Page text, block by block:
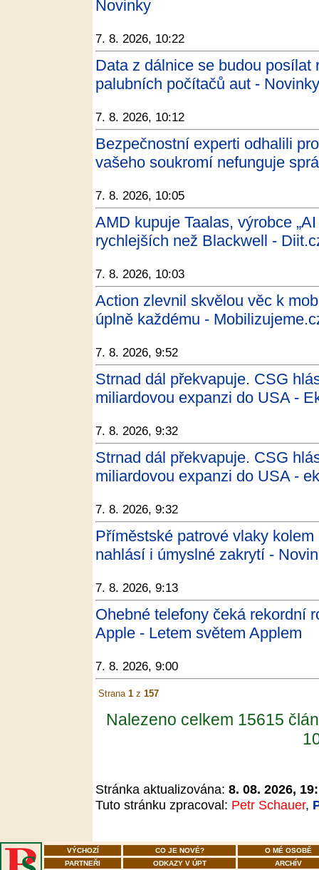
Novinky
7. 8. 2026, 10:22
Data z dálnice se budou posílat
palubních počítačů aut - Novinky
7. 8. 2026, 10:12
Bezpečnostní experti odhalili
vašeho soukromí nefunguje
7. 8. 2026, 10:05
AMD kupuje Taalas, výrobce
rychlejších než Blackwell -
7. 8. 2026, 10:03
Action zlevnil skvělou věc k
úplně každému -
7. 8. 2026, 9:52
Strnad dál překvapuje. CSG
miliardovou expanzi do USA -
7. 8. 2026, 9:32
Strnad dál překvapuje. CSG
miliardovou expanzi do USA -
7. 8. 2026, 9:32
Příměstské patrové vlaky
nahlásí i úmyslné zakrytí -
7. 8. 2026, 9:13
Ohebné telefony čeká rekordní
Apple - Letem světem Applem
7. 8. 2026, 9:00
Strana 1 z 157
Nalezeno celkem 15615
Stránka aktualizována: 8. 08. 2026,
Tuto stránku zpracoval: Petr Schauer,
VÝCHOZÍ CO JE NOVÉ?
O MÉ OSOBĚ
PARTNEŘI
ODKAZY V ÚPT ARCHÍV